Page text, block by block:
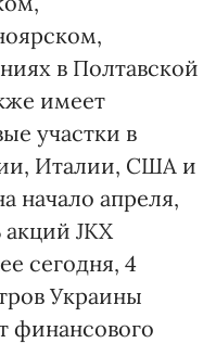
в Полтавской
имеет
участки в
Италии, США и
начало апреля,
JKX
сегодня, 4
Украины
финансового